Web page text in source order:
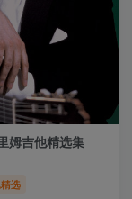
姆吉他精选集
选